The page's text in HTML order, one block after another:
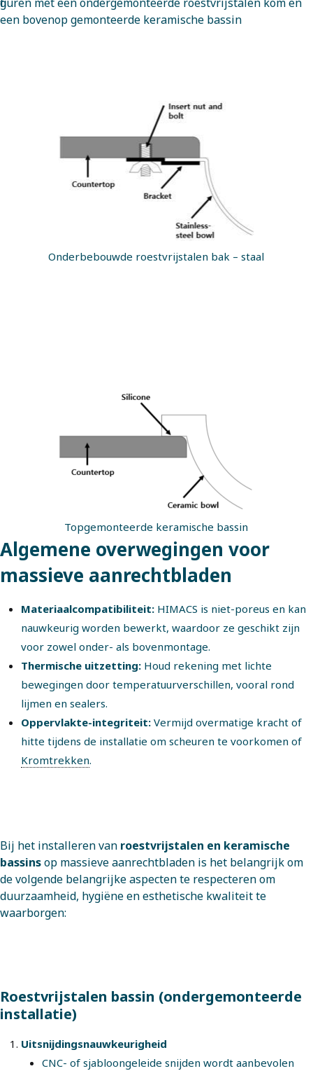
een bovenop gemonteerde keramische bassin
Onderbebouwde roestvrijstalen bak – staal
Topgemonteerde keramische bassin
Algemene overwegingen voor
massieve aanrechtbladen
Materiaalcompatibiliteit: HIMACS is niet-poreus en kan
nauwkeurig worden bewerkt, waardoor ze geschikt zijn
voor zowel onder- als bovenmontage.
Thermische uitzetting: Houd rekening met lichte
bewegingen door temperatuurverschillen, vooral rond
lijmen en sealers.
Oppervlakte-integriteit: Vermijd overmatige kracht of
hitte tijdens de installatie om scheuren te voorkomen of
Kromtrekken.
Bij het installeren van roestvrijstalen en keramische
bassinsop massieve aanrechtbladen is het belangrijk om
de volgende belangrijke aspecten te respecteren om
duurzaamheid, hygiëne en esthetische kwaliteit te
waarborgen:
Roestvrijstalen bassin (ondergemonteerde
installatie)
Uitsnijdingsnauwkeurigheid
CNC- of sjabloongeleide snijden wordt aanbevolen